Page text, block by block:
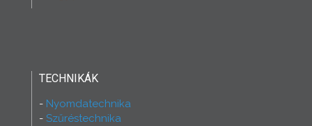
TECHNIKÁK
Nyomdatechnika
Szűréstechnika